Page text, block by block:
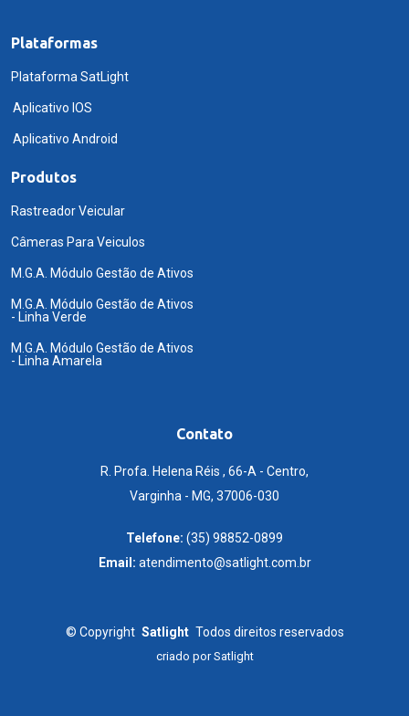
Plataformas
Plataforma SatLight
Aplicativo IOS
Aplicativo Android
Produtos
Rastreador Veicular
Câmeras Para Veiculos
M.G.A. Módulo Gestão de Ativos
M.G.A. Módulo Gestão de Ativos
- Linha Verde
M.G.A. Módulo Gestão de Ativos
- Linha Amarela
Contato
R. Profa. Helena Réis , 66-A - Centro,
Varginha - MG, 37006-030
Telefone: (35) 98852-0899
Email: atendimento@satlight.com.br
© Copyright Satlight Todos direitos reservados
criado porSatlight